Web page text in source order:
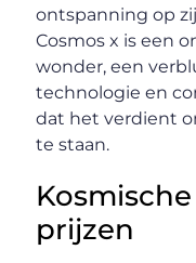
ontspanning op
Cosmos x is een
wonder, een
technologie en
dat het verdient
te staan.
prijzen